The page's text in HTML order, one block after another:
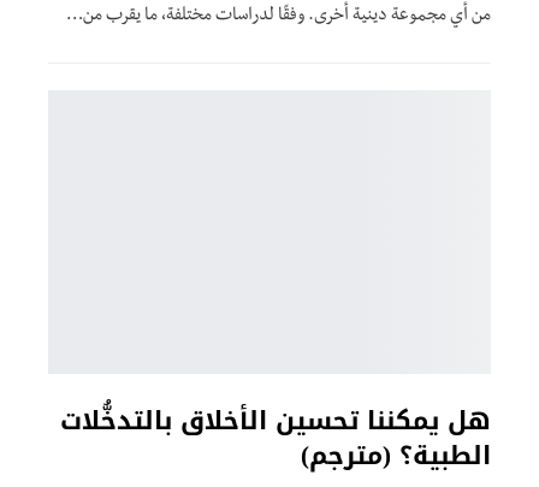
من أي مجموعة دينية أخرى. وفقًا لدراسات مختلفة، ما يقرب من…
هل يمكننا تحسين الأخلاق بالتدخُّلات
الطبية؟ (مترجم)